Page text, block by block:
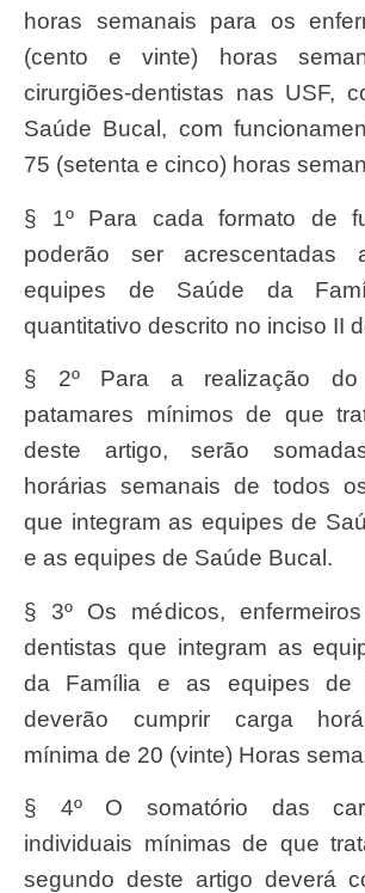
horas semanais para os
(cento e vinte) horas
cirurgiões-dentistas nas USF,
Saúde Bucal, com
75 (setenta e cinco) horas
§ 1º Para cada formato de
poderão ser acrescentadas
equipes de Saúde da
quantitativo descrito no inciso II
§ 2º Para a realização do
patamares mínimos de que
deste artigo, serão
horárias semanais de todos
que integram as equipes de
e as equipes de Saúde Bucal.
§ 3º Os médicos,
dentistas que integram as
da Família e as equipes de
deverão cumprir carga
mínima de 20 (vinte) Horas
§ 4º O somatório das
individuais mínimas de que
segundo deste artigo deverá